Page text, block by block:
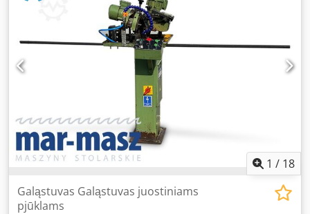
volai stende - variklis apie 5,5 kW - rankinis stalo kėlimas -
2 padavimo greičiai - nutraukimo movos diametras: 130
mm - matmenys (ilgis/plotis/aukštis): 1300x1200x1200 mm
- svoris: 950 kg PRIVALUMAI – vokiška gamyba – naudota
storio obliavimo staklė, labai gera būklė Grynoji kaina:
8.900 PLN Grynoji kaina: 2.119 EUR priklausomai nuo 4,20
EUR kurso (Kainos gali keistis, jei kursas labai svyruos)
1 / 18
Galąstuvas Galąstuvas juostiniams
pjūklams